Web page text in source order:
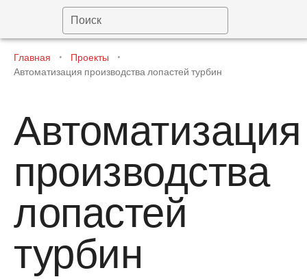
Поиск
Главная • Проекты
•
Автоматизация производства лопастей турбин
Автоматизация
производства
лопастей
турбин